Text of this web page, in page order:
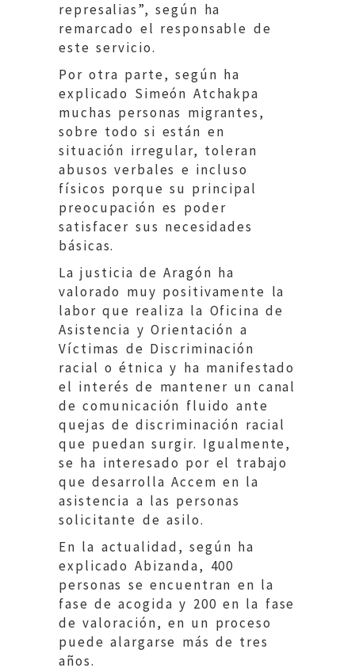
represalias”, según ha
remarcado el responsable de
este servicio.
Por otra parte, según ha
explicado Simeón Atchakpa
muchas personas migrantes,
sobre todo si están en
situación irregular, toleran
abusos verbales e incluso
físicos porque su principal
preocupación es poder
satisfacer sus necesidades
básicas.
La justicia de Aragón ha
valorado muy positivamente la
labor que realiza la Oficina de
Asistencia y Orientación a
Víctimas de Discriminación
racial o étnica y ha manifestado
el interés de mantener un canal
de comunicación fluido ante
quejas de discriminación racial
que puedan surgir. Igualmente,
se ha interesado por el trabajo
que desarrolla Accem en la
asistencia a las personas
solicitante de asilo.
En la actualidad, según ha
explicado Abizanda, 400
personas se encuentran en la
fase de acogida y 200 en la fase
de valoración, en un proceso
puede alargarse más de tres
años.